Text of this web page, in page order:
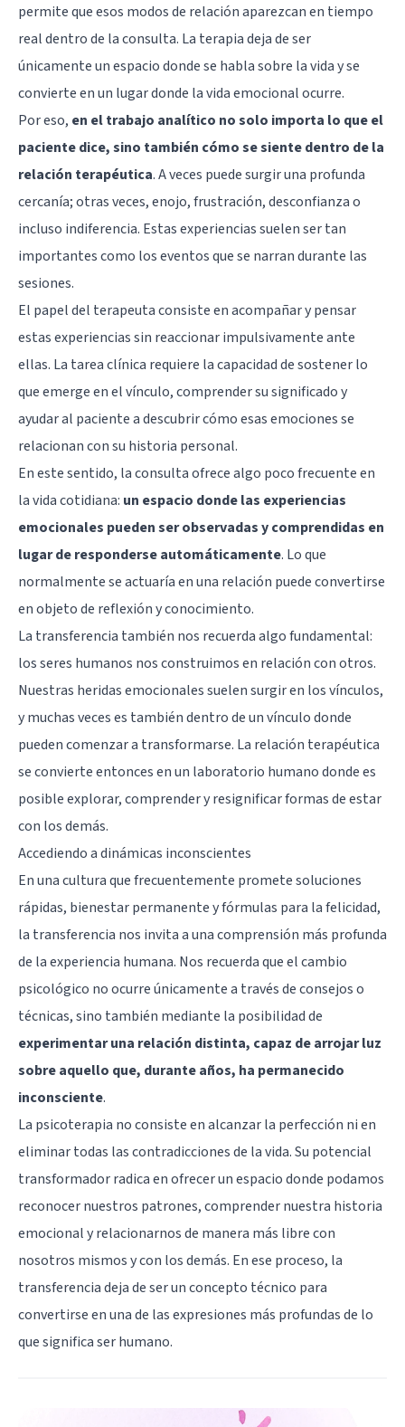
permite que esos modos de relación aparezcan en tiempo
real dentro de la consulta. La terapia deja de ser
únicamente un espacio donde se habla sobre la vida y se
convierte en un lugar donde la vida emocional ocurre.
Por eso, en el trabajo analítico no solo importa lo que el
paciente dice, sino también cómo se siente dentro de la
relación terapéutica. A veces puede surgir una profunda
cercanía; otras veces, enojo, frustración, desconfianza o
incluso indiferencia. Estas experiencias suelen ser tan
importantes como los eventos que se narran durante las
sesiones.
El papel del terapeuta consiste en acompañar y pensar
estas experiencias sin reaccionar impulsivamente ante
ellas. La tarea clínica requiere la capacidad de sostener lo
que emerge en el vínculo, comprender su significado y
ayudar al paciente a descubrir cómo esas emociones se
relacionan con su historia personal.
En este sentido, la consulta ofrece algo poco frecuente en
la vida cotidiana: un espacio donde las experiencias
emocionales pueden ser observadas y comprendidas en
lugar de responderse automáticamente. Lo que
normalmente se actuaría en una relación puede convertirse
en objeto de reflexión y conocimiento.
La transferencia también nos recuerda algo fundamental:
los seres humanos nos construimos en relación con otros.
Nuestras heridas emocionales suelen surgir en los vínculos,
y muchas veces es también dentro de un vínculo donde
pueden comenzar a transformarse. La relación terapéutica
se convierte entonces en un laboratorio humano donde es
posible explorar, comprender y resignificar formas de estar
con los demás.
Accediendo a dinámicas inconscientes
En una cultura que frecuentemente promete soluciones
rápidas, bienestar permanente y fórmulas para la felicidad,
la transferencia nos invita a una comprensión más profunda
de la experiencia humana. Nos recuerda que el cambio
psicológico no ocurre únicamente a través de consejos o
técnicas, sino también mediante la posibilidad de
experimentar una relación distinta, capaz de arrojar luz
sobre aquello que, durante años, ha permanecido
inconsciente.
La psicoterapia no consiste en alcanzar la perfección ni en
eliminar todas las contradicciones de la vida. Su potencial
transformador radica en ofrecer un espacio donde podamos
reconocer nuestros patrones, comprender nuestra historia
emocional y relacionarnos de manera más libre con
nosotros mismos y con los demás. En ese proceso, la
transferencia deja de ser un concepto técnico para
convertirse en una de las expresiones más profundas de lo
que significa ser humano.